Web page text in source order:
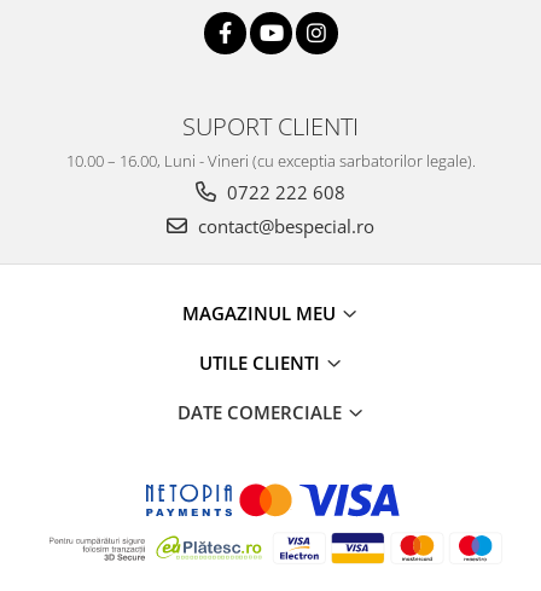
SUPORT CLIENTI
10.00 – 16.00, Luni - Vineri (cu exceptia sarbatorilor legale).
0722 222 608
contact@bespecial.ro
MAGAZINUL MEU
UTILE CLIENTI
DATE COMERCIALE